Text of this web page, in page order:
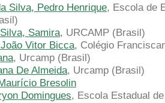
Silva, Pedro Henrique, Escola de
Samira, URCAMP (Brasil)
Vitor Bicca, Colégio
, Urcamp (Brasil)
De Almeida, Urcamp (Brasil)
Bresolin
Domingues, Escola Estadual